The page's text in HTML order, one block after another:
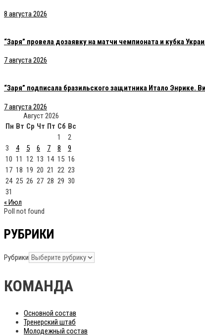
8 августа 2026
“Заря” провела дозаявку на матчи чемпионата и кубка
7 августа 2026
“Заря” подписала бразильского защитника Итало Энрике.
7 августа 2026
Август 2026
Пн Вт Ср Чт Пт Сб Вс
1
2
3
4 5 6 7 8
9
10 11 12 13 14 15 16
17 18 19 20 21 22 23
24 25 26 27 28 29 30
31
« Июл
Poll not found
РУБРИКИ
Рубрики
КОМАНДА
Основной состав
Тренерский штаб
Молодежный состав